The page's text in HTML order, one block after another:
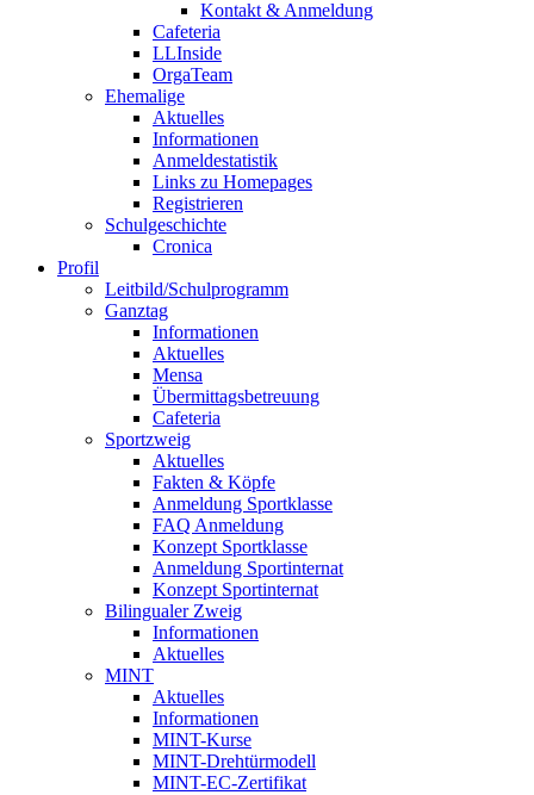
Kontakt & Anmeldung
Cafeteria
LLInside
OrgaTeam
Ehemalige
Aktuelles
Informationen
Anmeldestatistik
Links zu Homepages
Registrieren
Schulgeschichte
Cronica
Profil
Leitbild/Schulprogramm
Ganztag
Informationen
Aktuelles
Mensa
Übermittagsbetreuung
Cafeteria
Sportzweig
Aktuelles
Fakten & Köpfe
Anmeldung Sportklasse
FAQ Anmeldung
Konzept Sportklasse
Anmeldung Sportinternat
Konzept Sportinternat
Bilingualer Zweig
Informationen
Aktuelles
MINT
Aktuelles
Informationen
MINT-Kurse
MINT-Drehtürmodell
MINT-EC-Zertifikat